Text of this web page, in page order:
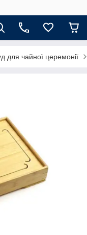
для чайної церемонії